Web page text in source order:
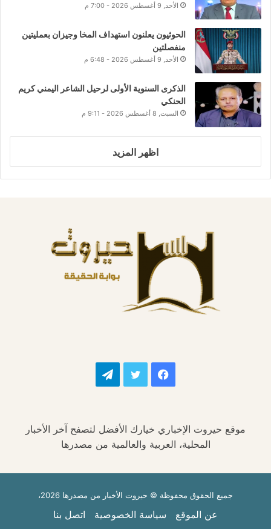
الأحد, 9 أغسطس 2026 - 7:00 م
الحوثيون يعلنون استهداف المخا وجيزان بعمليتين
منفصلتين
الأحد, 9 أغسطس 2026 - 6:48 م
الذكرى السنوية الأولى لرحيل الشاعر اليمني كريم
الحنكي
السبت, 8 أغسطس 2026 - 9:11 م
اظهر المزيد
فيسبوك تويتر تيلقرام
موقع حيروت الإخباري خيارك الأفضل لتصفح آخر الأخبار
المحلية، العربية والعالمية من مصدرها
جميع الحقوق محفوظة © حيروت الأخبار من مصدرها 2026،
عن الموقع سياسة الخصوصية اتصل بنا